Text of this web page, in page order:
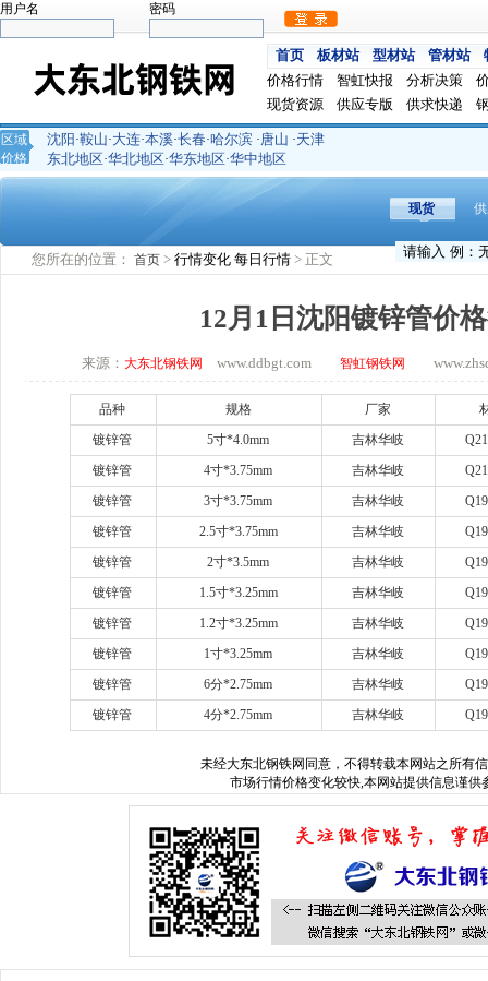
用户名 密码
首页 板材站 型材站 管材站
价格行情
智虹快报 分析决策
现货资源
供应专版 供求快递
区域
价格
沈阳 ·鞍山·大连·本溪·长春·哈尔滨 ·唐山 ·天津
东北地区·华北地区·华东地区·华中地区
现货
您所在的位置： 首页 > 行情变化 每日行情 > 正文
12月1日沈阳镀锌管价
来源：大东北钢铁网 www.ddbgt.com智虹钢铁网
品种 规格 厂家
镀锌管
5寸*4.0mm 吉林华岐
镀锌管
4寸*3.75mm 吉林华岐
镀锌管
3寸*3.75mm 吉林华岐
镀锌管
2.5寸*3.75mm 吉林华岐
镀锌管
2寸*3.5mm 吉林华岐
镀锌管
1.5寸*3.25mm 吉林华岐
镀锌管
1.2寸*3.25mm 吉林华岐
镀锌管
1寸*3.25mm 吉林华岐
镀锌管
6分*2.75mm 吉林华岐
镀锌管
4分*2.75mm 吉林华岐
未经大东北钢铁网 同意，不得转载本网站之所有
市场行情价格变化较快,本网站提供信息谨供